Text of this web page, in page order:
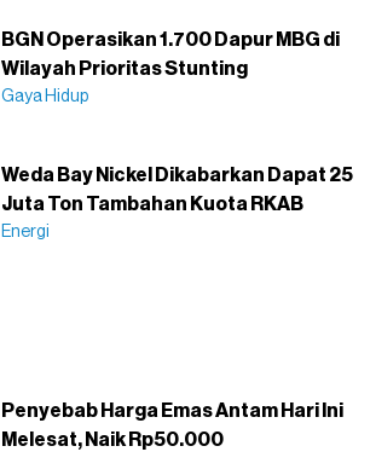
BGN Operasikan 1.700 Dapur MBG di
Wilayah Prioritas Stunting
Gaya Hidup
Weda Bay Nickel Dikabarkan Dapat 25
Juta Ton Tambahan Kuota RKAB
Energi
Penyebab Harga Emas Antam Hari Ini
Melesat, Naik Rp50.000